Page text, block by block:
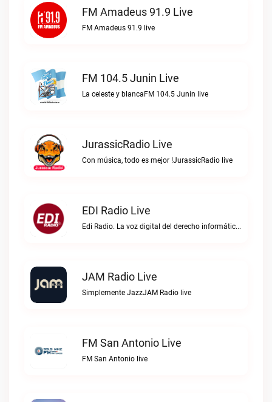
FM Amadeus 91.9 Live
FM Amadeus 91.9 live
FM 104.5 Junin Live
La celeste y blancaFM 104.5 Junin live
JurassicRadio Live
Con música, todo es mejor !JurassicRadio live
EDI Radio Live
Edi Radio. La voz digital del derecho informático en hispanoaméricaEDI Radio live
JAM Radio Live
Simplemente JazzJAM Radio live
FM San Antonio Live
FM San Antonio live